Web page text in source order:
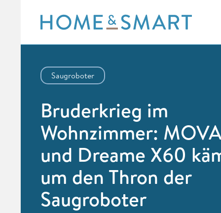
content
Saugroboter
Bruderkrieg im
Wohnzimmer:
und Dreame X60
um den Thron der
Saugroboter